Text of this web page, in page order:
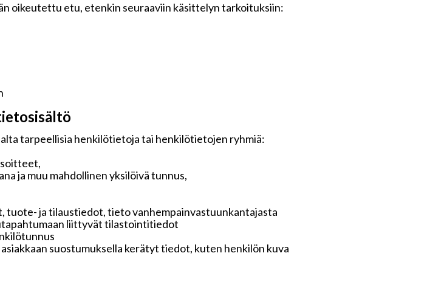
oikeutettu etu, etenkin seuraaviin käsittelyn tarkoituksiin:
tarpeellisia henkilötietoja tai henkilötietojen ryhmiä:
ja muu mahdollinen yksilöivä tunnus,
tuote- ja tilaustiedot, tieto vanhempainvastuunkantajasta
liittyvät tilastointitiedot
suostumuksella kerätyt tiedot, kuten henkilön kuva